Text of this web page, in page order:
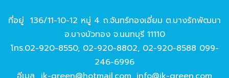
ที่อยู่ 136/11-10-12 หมู่ 4 ถ.จันทร์ทองเอี่ยม ต.บางรักพัฒนา
อ.บางบัวทอง จ.นนทบุรี 11110
โทร.02-920-8550, 02-920-8802, 02-920-8588 099-
246-6996